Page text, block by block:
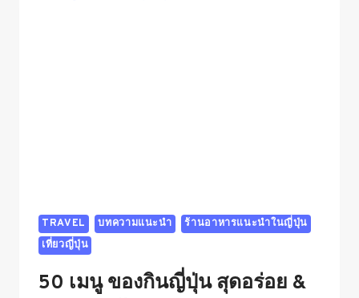
TRAVEL บทความแนะนำ
ร้านอาหารแนะนำในญี่ปุ่น
เที่ยวญี่ปุ่น
50 เมนู ของกินญี่ปุ่น สุดอร่อย &